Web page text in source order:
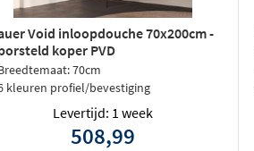
Void inloopdouche 70x200cm -
koper PVD
70cm
kleuren profiel/bevestiging
Levertijd: 1 week
508,99